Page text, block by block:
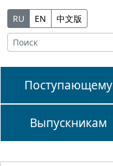
RU EN 中文版
Поступающему
Выпускникам